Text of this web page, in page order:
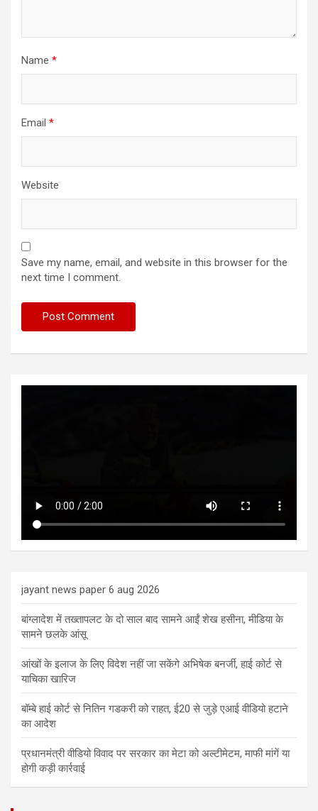
Name *
Email *
Website
Save my name, email, and website in this browser for the
next time I comment.
jayant news paper 6 aug 2026
बांग्लादेश में तख्तापलट के दो साल बाद सामने आईं शेख हसीना, मीडिया के
सामने छलके आंसू
आंखों के इलाज के लिए विदेश नहीं जा सकेंगे अभिषेक बनर्जी, हाई कोर्ट से
याचिका खारिज
बॉम्बे हाई कोर्ट से नितिन गडकरी को राहत, ई20 से जुड़े एआई वीडियो हटाने
का आदेश
प्रधानमंत्री वीडियो विवाद पर सरकार का मेटा को अल्टीमेटम, माफी मांगें या
होगी कड़ी कार्रवाई